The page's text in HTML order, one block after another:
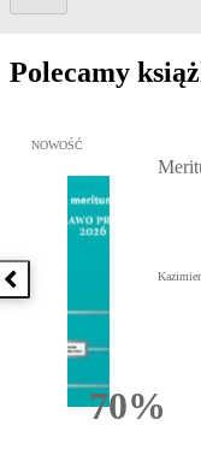
Polecamy
Poprzednia książka
Przejdź do: Meritum
NOWOŚĆ
70%